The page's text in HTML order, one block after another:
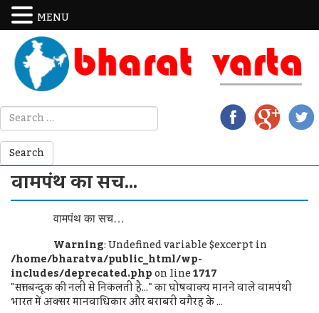
वामपंथ का सच…
वामपंथ का सच…
Warning: Undefined variable $excerpt in
/home/bharatva/public_html/wp-
includes/deprecated.phpon line1717
"सत्ता बन्दूक की नली से निकलती है..." का घोषवाक्य मानने वाले वामपंथी
भारत में अक्सर मानवाधिकार और बराबरी वगैरह के ...
MENU